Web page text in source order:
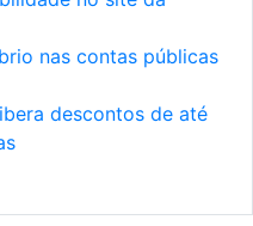
nas contas públicas
descontos de até